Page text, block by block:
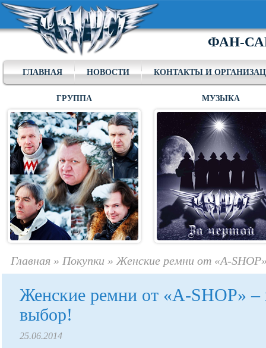
ФАН-
ГЛАВНАЯ НОВОСТИ КОНТАКТЫ И
ГРУППА МУЗЫКА
Главная » Покупки » Женские ремни от «A-
Женские ремни от «A-SHOP»
выбор!
25.06.2014